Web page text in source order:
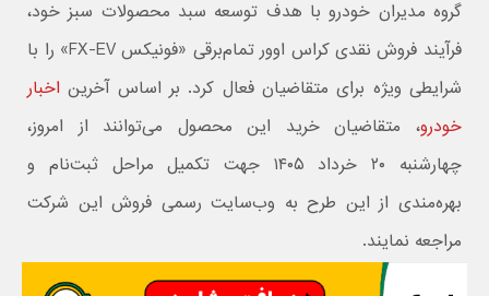
گروه مدیران خودرو با هدف توسعه سبد محصولات سبز خود،
فرآیند فروش نقدی کراس‌ اوور تمام‌برقی «فونیکس FX-EV» را با
شرایطی ویژه برای متقاضیان فعال کرد. بر اساس آخرین اخبار
خودرو، متقاضیان خرید این محصول می‌توانند از امروز،
چهارشنبه ۲۰ خرداد ۱۴۰۵ جهت تکمیل مراحل ثبت‌نام و
بهره‌مندی از این طرح به وب‌سایت رسمی فروش این شرکت
مراجعه نمایند.